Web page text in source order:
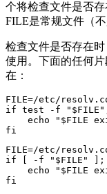
个将检查文件是否
FILE是常规文件（不
检查文件是否存在
使用。下面的任何
在：
FILE=/etc/
if test -f
echo "$FILE
fi
FILE=/etc/
if [ -f "$FILE" ];
echo "$FILE
fi